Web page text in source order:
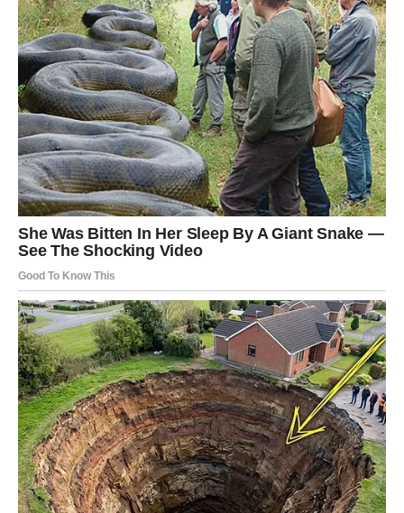
okruženju.
Praktičan pristupživotu, koji pomaže u organizaciji
porodice.
Emocionalna toplinakoja čini da se svako dete oseća
voljeno i poštovano.
Izazovi:
Ponekad može bitipreviše zaštitnička
„po njenom“.
Tvrdoglavostmože otežati davanje slobode deci.
Majka Bik najviše napreduje kada nauči da povremeno mora
popustitii dozvoliti svojoj deci da prate sopstvene putove,
kako bi im omogućila da rastu i razvijaju se.
Majka Blizanac: Komunikacija i zabava na
svakom koraku